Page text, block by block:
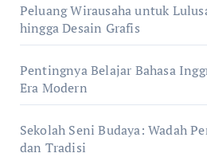
Peluang Wirausaha untuk
hingga Desain Grafis
Pentingnya Belajar Bahasa
Era Modern
Sekolah Seni Budaya: Wadah
dan Tradisi